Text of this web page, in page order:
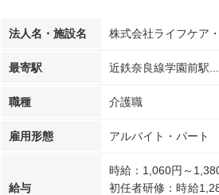
法人名・施設名 株式会社ライフケア
最寄駅 近鉄奈良線学園前駅...
職種 介護職
雇用形態 アルバイト・パート
給与
時給：1,060円～
初任者研修：時給